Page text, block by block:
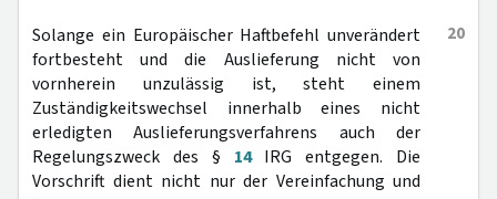
20
Solange ein Europäischer Haftbefehl unverändert
fortbesteht und die Auslieferung nicht von
vornherein unzulässig ist, steht einem
Zuständigkeitswechsel innerhalb eines nicht
erledigten Auslieferungsverfahrens auch der
Regelungszweck des § 14IRG entgegen. Die
Vorschrift dient nicht nur der Vereinfachung und